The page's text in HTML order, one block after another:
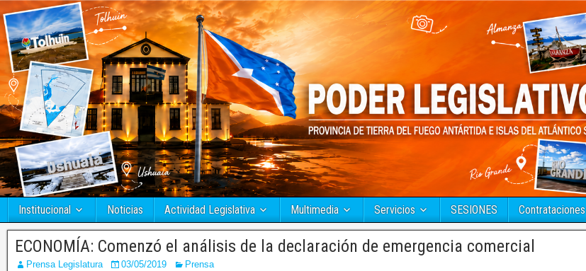
Institucional Noticias Actividad Legislativa Multimedia Servicios SESIONES Contrataciones
ECONOMÍA: Comenzó el análisis de la declaración de emergencia comercial
Prensa Legislatura 03/05/2019 Prensa